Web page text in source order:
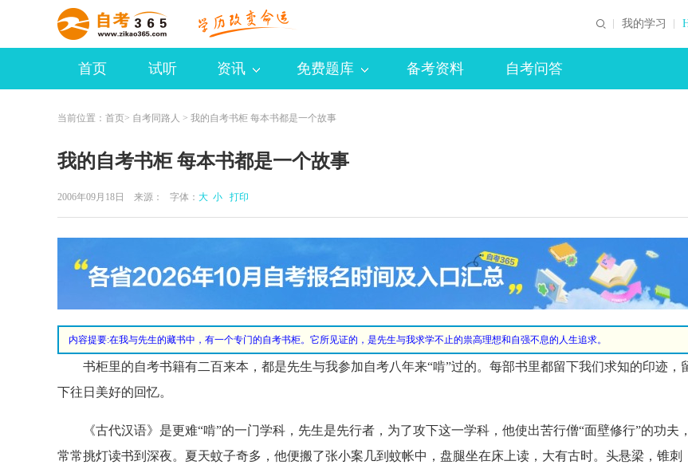
我的学习
首页 试听 资讯 免费题库 备考资料 自考问答
当前位置： 首页> 自考同路人 > 我的自考书柜 每本书都是一个故事
我的自考书柜 每本书都是一个故事
2006年09月18日 来源： 字体： 大 小 打印
内容提要:在我与先生的藏书中，有一个专门的自考书柜。它所见证的，是先生与我求学不止的祟高理想和自强不息的人生追求。
书柜里的自考书籍有二百来本，都是先生与我参加自考八年来“啃”过的。每部书里都留下我们求知的印迹，
下往日美好的回忆。
《古代汉语》是更难“啃”的一门学科，先生是先行者，为了攻下这一学科，他使出苦行僧“面壁修行”的功夫，
常常挑灯读书到深夜。夏天蚊子奇多，他便搬了张小案几到蚊帐中，盘腿坐在床上读，大有古时。头悬梁，锥刺